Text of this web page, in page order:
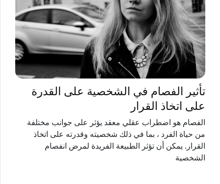
تأثير الفصام في الشخصية على القدرة
على اتخاذ القرار
الفصام هو اضطراب عقلي معقد يؤثر على جوانب مختلفة
من حياة الفرد ، بما في ذلك شخصيته وقدرته على اتخاذ
القرار. يمكن أن تؤثر الطبيعة الفريدة لمرض انفصام
الشخصية